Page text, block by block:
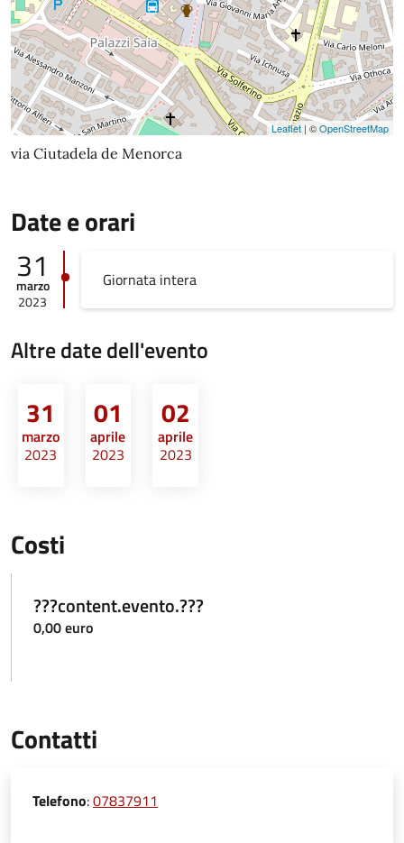
Leaflet | ©OpenStreetMap
via Ciutadela de Menorca
Date e orari
31
marzo
2023
Giornata intera
Altre date dell'evento
31
marzo
2023
01
aprile
2023
02
aprile
2023
Costi
???content.evento.???
0,00 euro
Contatti
Telefono:07837911